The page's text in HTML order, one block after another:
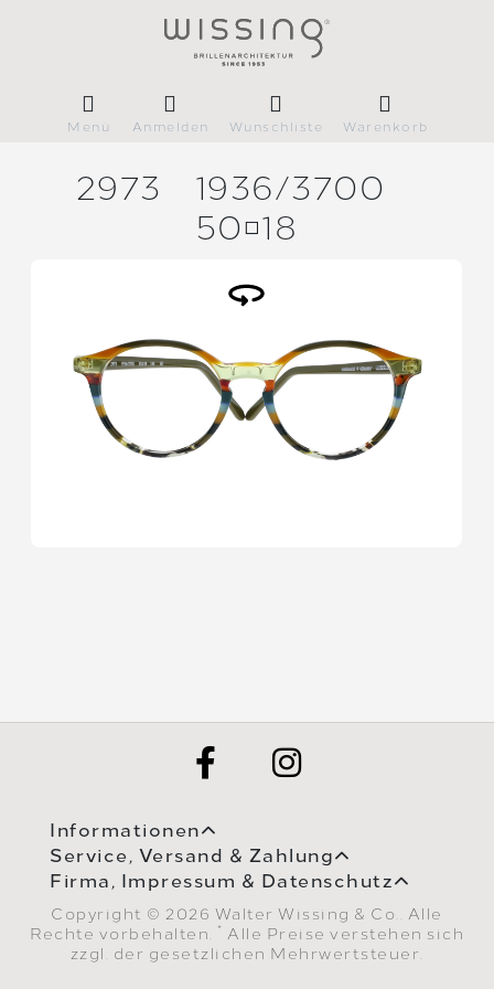
Menü Anmelden Wunschliste Warenkorb
2973 1936/3700
5018
Informationen
Service, Versand & Zahlung
Firma, Impressum & Datenschutz
Copyright © 2026 Walter Wissing & Co.. Alle
Rechte vorbehalten.
* Alle Preise verstehen sich
zzgl. der gesetzlichen Mehrwertsteuer.